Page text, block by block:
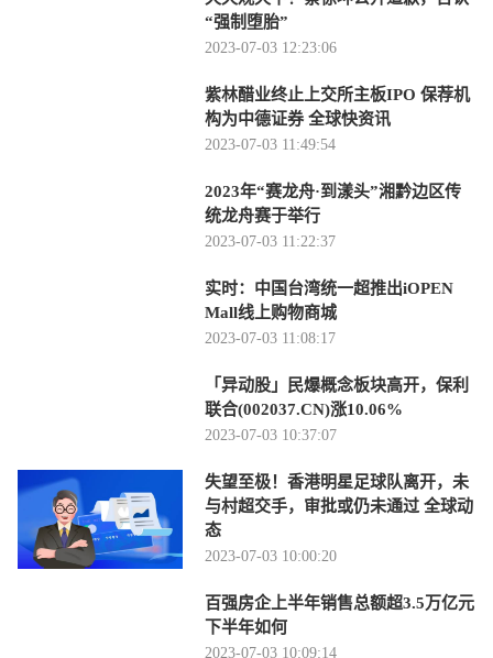
“强制堕胎”
2023-07-03 12:23:06
紫林醋业终止上交所主板IPO 保荐机
构为中德证券 全球快资讯
2023-07-03 11:49:54
2023年“赛龙舟·到漾头”湘黔边区传
统龙舟赛于举行
2023-07-03 11:22:37
实时：中国台湾统一超推出iOPEN
Mall线上购物商城
2023-07-03 11:08:17
「异动股」民爆概念板块高开，保利
联合(002037.CN)涨10.06%
2023-07-03 10:37:07
失望至极！香港明星足球队离开，未
与村超交手，审批或仍未通过 全球动
态
2023-07-03 10:00:20
百强房企上半年销售总额超3.5万亿元
下半年如何
2023-07-03 10:09:14